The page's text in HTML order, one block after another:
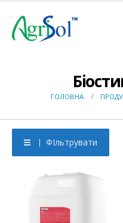
ГОЛОВНА
ФІльтрувати